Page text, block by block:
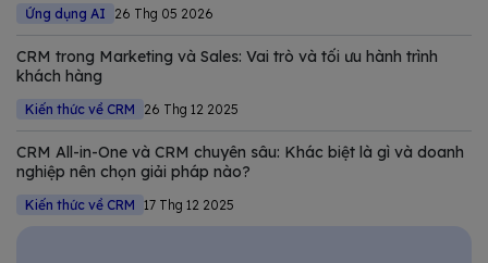
Ứng dụng AI 26 Thg 05 2026
CRM trong Marketing và Sales: Vai trò và tối ưu hành trình
khách hàng
Kiến thức về CRM 26 Thg 12 2025
CRM All-in-One và CRM chuyên sâu: Khác biệt là gì và doanh
nghiệp nên chọn giải pháp nào?
Kiến thức về CRM 17 Thg 12 2025